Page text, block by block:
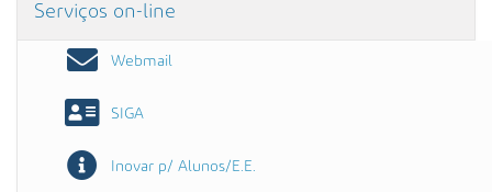
Serviços on-line
Webmail
SIGA
Inovar p/ Alunos/E.E.